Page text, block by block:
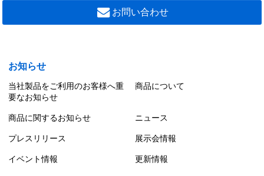
お問い合わせ
お知らせ
当社製品をご利用のお客様へ重
要なお知らせ
商品について
商品に関するお知らせ ニュース
プレスリリース 展示会情報
イベント情報 更新情報